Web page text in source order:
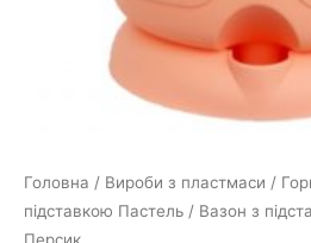
Головна / Вироби з пластмаси /
підставкою Пастель / Вазон з
Персик